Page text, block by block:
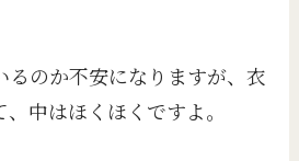
るのか不安になりますが、衣
中はほくほくですよ。